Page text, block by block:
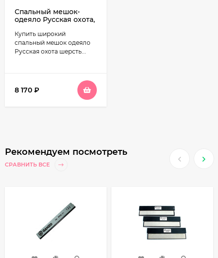
Спальный мешок-
одеяло Русская охота,
(100 см) с
подголовником,
фланель
Купить широкий
спальный мешок одеяло
Русская охота шерсть...
8 170 ₽
Рекомендуем посмотреть
СРАВНИТЬ ВСЕ